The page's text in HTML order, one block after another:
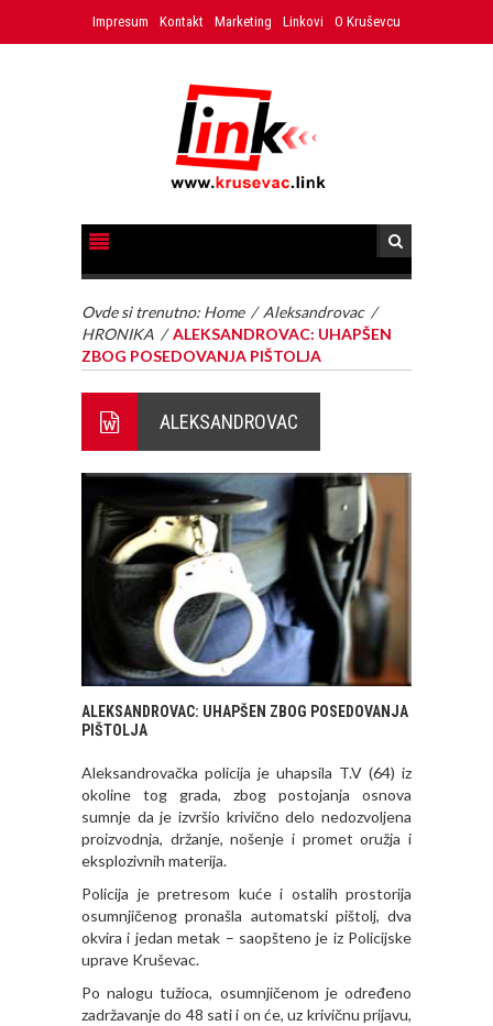
Impresum Kontakt Marketing Linkovi O Kruševcu
Ovde si trenutno: Home / Aleksandrovac /
HRONIKA /ALEKSANDROVAC: UHAPŠEN
ZBOG POSEDOVANJA PIŠTOLJA
ALEKSANDROVAC
ALEKSANDROVAC: UHAPŠEN ZBOG POSEDOVANJA
PIŠTOLJA
Aleksandrovačka policija je uhapsila T.V (64) iz
okoline tog grada, zbog postojanja osnova
sumnje da je izvršio krivično delo nedozvoljena
proizvodnja, držanje, nošenje i promet oružja i
eksplozivnih materija.
Policija je pretresom kuće i ostalih prostorija
osumnjičenog pronašla automatski pištolj, dva
okvira i jedan metak – saopšteno je iz Policijske
uprave Kruševac.
Po nalogu tužioca, osumnjičenom je određeno
zadržavanje do 48 sati i on će, uz krivičnu prijavu,